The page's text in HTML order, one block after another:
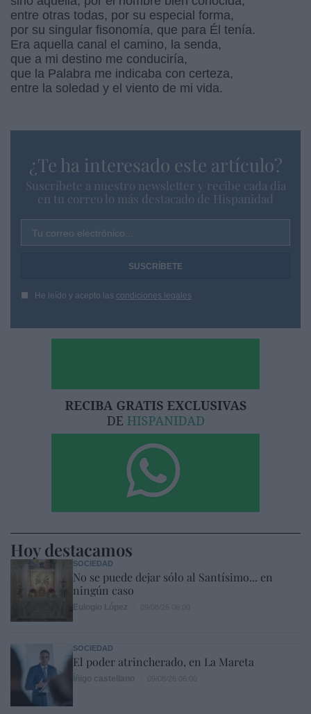
entre otras todas, por su especial forma,
por su singular fisonomía, que para Él tenía.
Era aquella canal el camino, la senda,
que a mi destino me conduciría,
que la Palabra me indicaba con certeza,
entre la soledad y el viento de mi vida.
¿Te ha interesado este artículo?
Suscríbete a nuestro newsletter y recibe cada dia
en tu correo lo más destacado de Hispanidad
Tu correo electrónico...
He leído y acepto las condiciones legales
Hoy destacamos
SOCIEDAD
No se puede dejar sólo al Santísimo... en
ningún caso
SOCIEDAD
El poder atrincherado, en La Mareta